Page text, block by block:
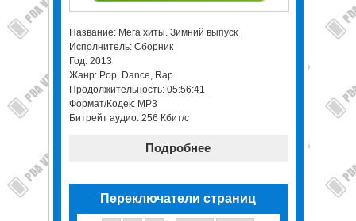
Название: Мега хиты. Зимний выпуск
Исполнитель: Сборник
Год: 2013
Жанр: Pop, Dance, Rap
Продолжительность: 05:56:41
Формат/Кодек: МР3
Битрейт аудио: 256 Кбит/с
Подробнее
Переключатели страниц